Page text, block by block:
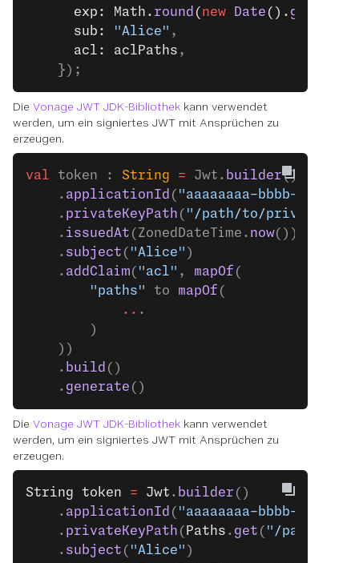
      exp: Math.
round ( new Date (). getTime
      sub:
"Alice" ,
      acl: aclPaths
,
    });
Die Vonage JWT JDK-Bibliothek kann verwendet
werden, um ein signiertes JWT mit Ansprüchen zu
erzeugen.
val token : String = Jwt. builder()
    .
applicationId ( "aaaaaaaa-bbbb-cccc-
    .
privateKeyPath ( "/path/to/
    .
issuedAt (ZonedDateTime. now())
    .
subject ( "Alice" )
    .
addClaim( "acl" , mapOf (
        "paths"
to mapOf (
            ..
.
        )
    ))
    .
build ()
    .
generate ()
Die Vonage JWT JDK-Bibliothek kann verwendet
werden, um ein signiertes JWT mit Ansprüchen zu
erzeugen.
String token = Jwt . builder ()
    .
applicationId ( "aaaaaaaa-bbbb-cccc-
    .
privateKeyPath ( Paths . get ( "/path/to/
    .
subject ( "Alice" )